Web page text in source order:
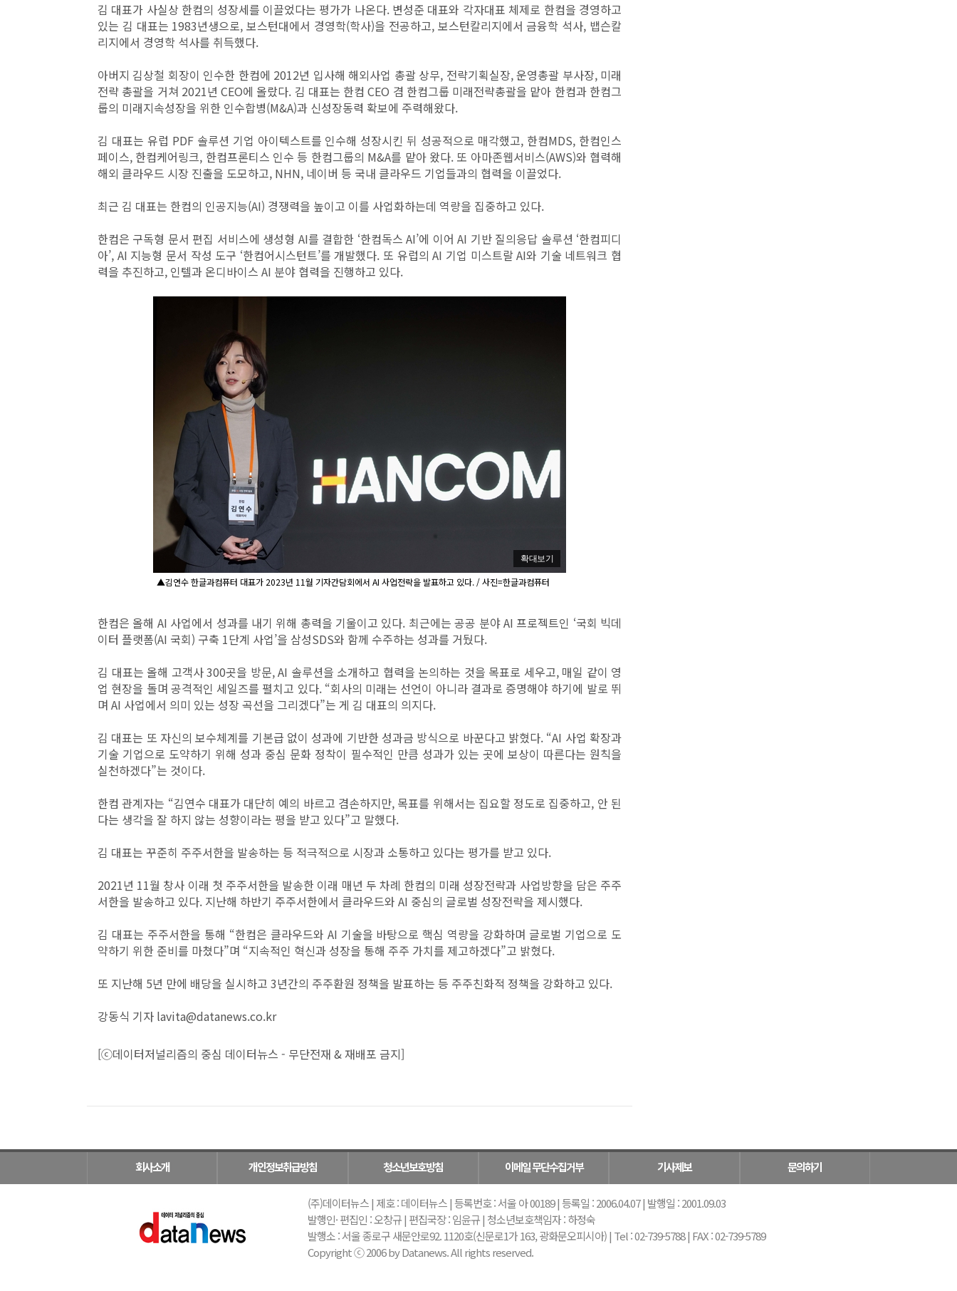
김 대표가 사실상 한컴의 성장세를 이끌었다는 평가가 나온다. 변성준 대표와 각자대표 체제로 한컴을 경영하고
있는 김 대표는 1983년생으로, 보스턴대에서 경영학(학사)을 전공하고, 보스턴칼리지에서 금융학 석사, 뱁슨칼
리지에서 경영학 석사를 취득했다.
아버지 김상철 회장이 인수한 한컴에 2012년 입사해 해외사업 총괄 상무, 전략기획실장, 운영총괄 부사장, 미래
전략 총괄을 거쳐 2021년 CEO에 올랐다. 김 대표는 한컴 CEO 겸 한컴그룹 미래전략총괄을 맡아 한컴과 한컴그
룹의 미래지속성장을 위한 인수합병(M&A)과 신성장동력 확보에 주력해왔다.
김 대표는 유럽 PDF 솔루션 기업 아이텍스트를 인수해 성장시킨 뒤 성공적으로 매각했고, 한컴MDS, 한컴인스
페이스, 한컴케어링크, 한컴프론티스 인수 등 한컴그룹의 M&A를 맡아 왔다. 또 아마존웹서비스(AWS)와 협력해
해외 클라우드 시장 진출을 도모하고, NHN, 네이버 등 국내 클라우드 기업들과의 협력을 이끌었다.
최근 김 대표는 한컴의 인공지능(AI) 경쟁력을 높이고 이를 사업화하는데 역량을 집중하고 있다.
한컴은 구독형 문서 편집 서비스에 생성형 AI를 결합한 ‘한컴독스 AI’에 이어 AI 기반 질의응답 솔루션 ‘한컴피디
아’, AI 지능형 문서 작성 도구 ‘한컴어시스턴트’를 개발했다. 또 유럽의 AI 기업 미스트랄 AI와 기술 네트워크 협
력을 추진하고, 인텔과 온디바이스 AI 분야 협력을 진행하고 있다.
확대보기
▲김연수 한글과컴퓨터 대표가 2023년 11월 기자간담회에서 AI 사업전략을 발표하고 있다. / 사진=한글과컴퓨터
한컴은 올해 AI 사업에서 성과를 내기 위해 총력을 기울이고 있다. 최근에는 공공 분야 AI 프로젝트인 ‘국회 빅데
이터 플랫폼(AI 국회) 구축 1단계 사업’을 삼성SDS와 함께 수주하는 성과를 거뒀다.
김 대표는 올해 고객사 300곳을 방문, AI 솔루션을 소개하고 협력을 논의하는 것을 목표로 세우고, 매일 같이 영
업 현장을 돌며 공격적인 세일즈를 펼치고 있다. “회사의 미래는 선언이 아니라 결과로 증명해야 하기에 발로 뛰
며 AI 사업에서 의미 있는 성장 곡선을 그리겠다”는 게 김 대표의 의지다.
김 대표는 또 자신의 보수체계를 기본급 없이 성과에 기반한 성과금 방식으로 바꾼다고 밝혔다. “AI 사업 확장과
기술 기업으로 도약하기 위해 성과 중심 문화 정착이 필수적인 만큼 성과가 있는 곳에 보상이 따른다는 원칙을
실천하겠다”는 것이다.
한컴 관계자는 “김연수 대표가 대단히 예의 바르고 겸손하지만, 목표를 위해서는 집요할 정도로 집중하고, 안 된
다는 생각을 잘 하지 않는 성향이라는 평을 받고 있다”고 말했다.
김 대표는 꾸준히 주주서한을 발송하는 등 적극적으로 시장과 소통하고 있다는 평가를 받고 있다.
2021년 11월 창사 이래 첫 주주서한을 발송한 이래 매년 두 차례 한컴의 미래 성장전략과 사업방향을 담은 주주
서한을 발송하고 있다. 지난해 하반기 주주서한에서 클라우드와 AI 중심의 글로벌 성장전략을 제시했다.
김 대표는 주주서한을 통해 “한컴은 클라우드와 AI 기술을 바탕으로 핵심 역량을 강화하며 글로벌 기업으로 도
약하기 위한 준비를 마쳤다”며 “지속적인 혁신과 성장을 통해 주주 가치를 제고하겠다”고 밝혔다.
또 지난해 5년 만에 배당을 실시하고 3년간의 주주환원 정책을 발표하는 등 주주친화적 정책을 강화하고 있다.
강동식 기자 lavita@datanews.co.kr
[ⓒ데이터저널리즘의 중심 데이터뉴스 - 무단전재 & 재배포 금지]
회사소개 개인정보취급방침 청소년보호방침 이메일 무단수집거부 기사제보 문의하기
(주)데이터뉴스 | 제호 : 데이터뉴스 | 등록번호 : 서울 아 00189 | 등록일 : 2006.04.07 | 발행일 : 2001.09.03
발행인· 편집인 : 오창규 | 편집국장 : 임윤규 | 청소년보호책임자 : 하정숙
발행소 : 서울 종로구 새문안로92. 1120호(신문로1가 163, 광화문오피시아) | Tel : 02-739-5788 | FAX : 02-739-5789
Copyright ⓒ 2006 by Datanews. All rights reserved.